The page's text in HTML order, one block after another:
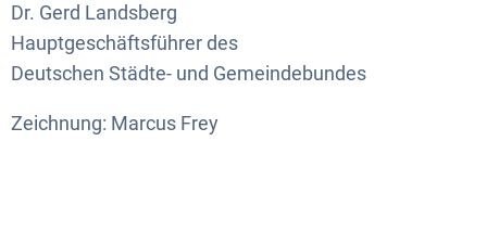
Dr. Gerd Landsberg
Hauptgeschäftsführer des
Deutschen Städte- und Gemeindebundes
Zeichnung: Marcus Frey